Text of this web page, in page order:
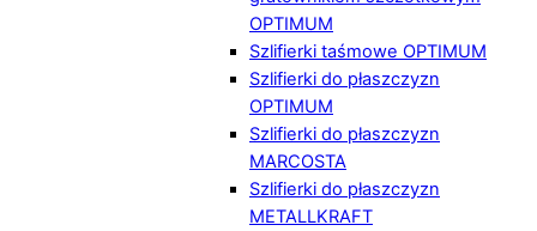
OPTIMUM
Szlifierki taśmowe OPTIMUM
Szlifierki do płaszczyzn
OPTIMUM
Szlifierki do płaszczyzn
MARCOSTA
Szlifierki do płaszczyzn
METALLKRAFT